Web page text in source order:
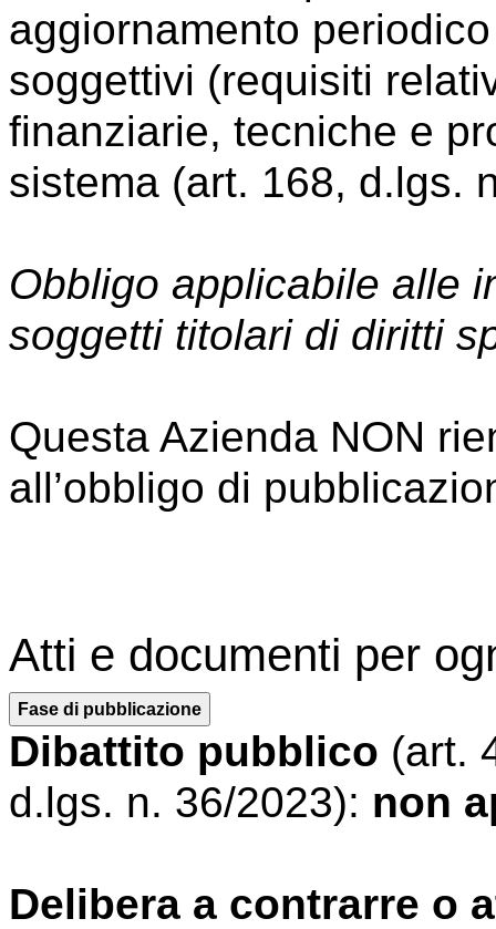
aggiornamento
soggettivi (requisiti
finanziarie, tecniche e
sistema (art. 168, d.lgs.
Obbligo applicabile alle
soggetti titolari di diritti
Questa Azienda NON
all’obbligo di
Atti e documenti per
Fase di pubblicazione
Dibattito pubblico (art.
d.lgs. n. 36/2023): non
Delibera a contrarre o